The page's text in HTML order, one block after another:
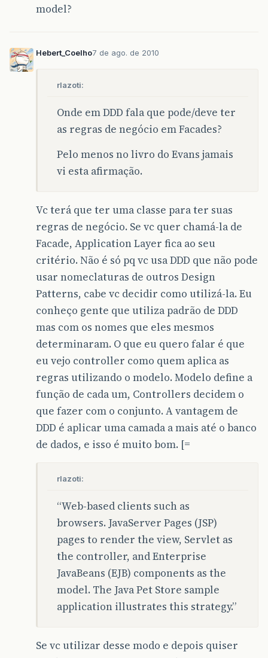
model?
Hebert_Coelho7 de ago. de 2010
rlazoti:
Onde em DDD fala que pode/deve ter
as regras de negócio em Facades?
Pelo menos no livro do Evans jamais
vi esta afirmação.
Vc terá que ter uma classe para ter suas
regras de negócio. Se vc quer chamá-la de
Facade, Application Layer fica ao seu
critério. Não é só pq vc usa DDD que não pode
usar nomeclaturas de outros Design
Patterns, cabe vc decidir como utilizá-la. Eu
conheço gente que utiliza padrão de DDD
mas com os nomes que eles mesmos
determinaram. O que eu quero falar é que
eu vejo controller como quem aplica as
regras utilizando o modelo. Modelo define a
função de cada um, Controllers decidem o
que fazer com o conjunto. A vantagem de
DDD é aplicar uma camada a mais até o banco
de dados, e isso é muito bom. [=
rlazoti:
“Web-based clients such as
browsers. JavaServer Pages (JSP)
pages to render the view, Servlet as
the controller, and Enterprise
JavaBeans (EJB) components as the
model. The Java Pet Store sample
application illustrates this strategy.”
Se vc utilizar desse modo e depois quiser